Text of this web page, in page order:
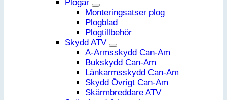
Plogar
Monteringsatser plog
Plogblad
Plogtillbehör
Skydd ATV
A-Armsskydd Can-Am
Bukskydd Can-Am
Länkarmsskydd Can-Am
Skydd Övrigt Can-Am
Skärmbreddare ATV